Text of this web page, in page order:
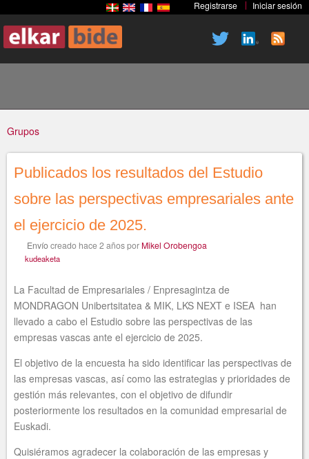
Pasar
al
contenido
principal
Registrarse Iniciar sesión
Usted
está
aquí
Grupos
Publicados los resultados del Estudio
sobre las perspectivas empresariales ante
el ejercicio de 2025.
Envíocreado hace 2 añospor Mikel Orobengoa
kudeaketa
La Facultad de Empresariales / Enpresagintza de
MONDRAGON Unibertsitatea & MIK, LKS NEXT e ISEA han
llevado a cabo el Estudio sobre las perspectivas de las
empresas vascas ante el ejercicio de 2025.
El objetivo de la encuesta ha sido identificar las perspectivas de
las empresas vascas, así como las estrategias y prioridades de
gestión más relevantes, con el objetivo de difundir
posteriormente los resultados en la comunidad empresarial de
Euskadi.
Quisiéramos agradecer la colaboración de las empresas y